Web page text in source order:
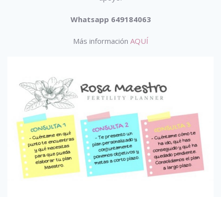
Whatsapp 649184063
Más información AQUÍ